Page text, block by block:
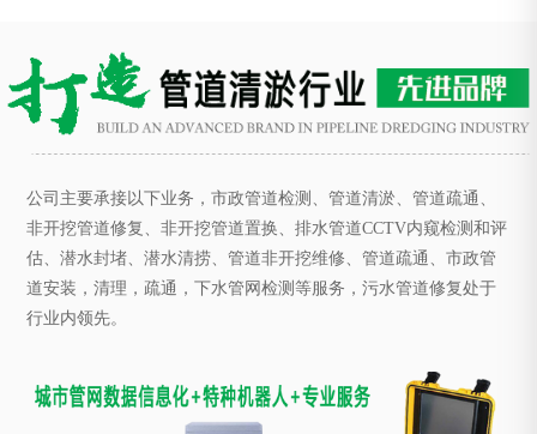
公司主要承接以下业务，市政管道检测、管道清淤、管道疏通、
非开挖管道修复、非开挖管道置换、排水管道CCTV内窥检测和评
估、潜水封堵、潜水清捞、管道非开挖维修、管道疏通、市政管
道安装，清理，疏通，下水管网检测等服务，污水管道修复处于
行业内领先。